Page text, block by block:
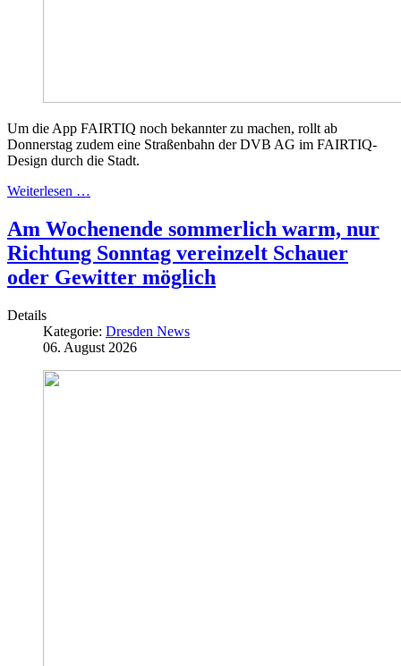
Um die App FAIRTIQ noch bekannter zu machen, rollt ab
Donnerstag zudem eine Straßenbahn der DVB AG im FAIRTIQ-
Design durch die Stadt.
Weiterlesen …
Am Wochenende sommerlich warm, nur
Richtung Sonntag vereinzelt Schauer
oder Gewitter möglich
Details
Kategorie: Dresden News
06. August 2026